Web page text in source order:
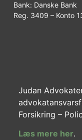
Bank: Danske Bank
Reg. 3409 – Konto
Judan
Forsikring –
Læs mere her.